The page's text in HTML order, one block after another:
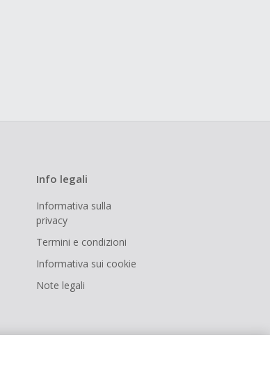
Info legali
Informativa sulla
privacy
Termini e condizioni
Informativa sui cookie
Note legali